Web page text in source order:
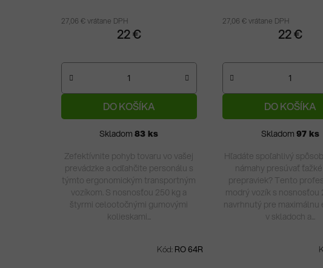
5,0
5
hviezdičiek.
27,06 € vrátane DPH
22 €
DO KOŠÍKA
Skladom83 ks
Zefektívnite pohyb tovaru vo vašej
prevádzke a odľahčite personálu s
týmto ergonomickým transportným
vozíkom. S nosnosťou 250 kg a
štyrmi celootočnými gumovými
kolieskami...
Kód: RO 64R
5,0
5
hviezdičiek.
27,06 € vrátane DPH
22 €
DO KOŠÍKA
Skladom 97 ks
Hľadáte spoľahlivý
námahy presúvať
prepraviek? Tento
modrý vozík s nosnosťou
navrhnutý pre
v skladoch a...